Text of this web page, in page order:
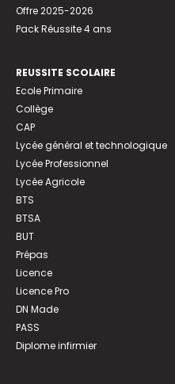
Offre 2025-2026
Pack Réussite 4 ans
REUSSITE SCOLAIRE
Ecole Primaire
Collège
CAP
Lycée général et technologique
Lycée Professionnel
Lycée Agricole
BTS
BTSA
BUT
Prépas
Licence
Licence Pro
DN Made
PASS
Diplome infirmier